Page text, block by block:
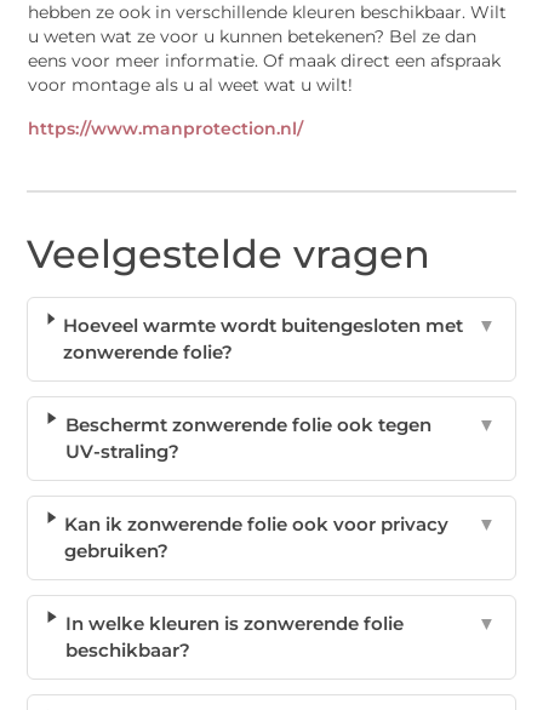
hebben ze ook in verschillende kleuren beschikbaar. Wilt
u weten wat ze voor u kunnen betekenen? Bel ze dan
eens voor meer informatie. Of maak direct een afspraak
voor montage als u al weet wat u wilt!
https://www.manprotection.nl/
Veelgestelde vragen
Hoeveel warmte wordt buitengesloten met
zonwerende folie?
▼
Beschermt zonwerende folie ook tegen
UV-straling?
▼
Kan ik zonwerende folie ook voor privacy
gebruiken?
▼
In welke kleuren is zonwerende folie
beschikbaar?
▼